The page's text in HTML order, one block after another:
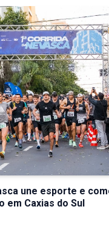
une esporte e
Caxias do Sul